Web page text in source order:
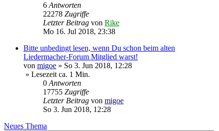
6Antworten
22278 Zugriffe
Letzter Beitrag von Rike
Mo 16. Jul 2018, 23:38
Bitte unbedingt lesen, wenn Du schon beim alten
Liedermacher-Forum Mitglied warst!
von migoe » So 3. Jun 2018, 12:28
» Lesezeit ca. 1 Min.
0Antworten
17755 Zugriffe
Letzter Beitrag von migoe
So 3. Jun 2018, 12:28
Neues Thema